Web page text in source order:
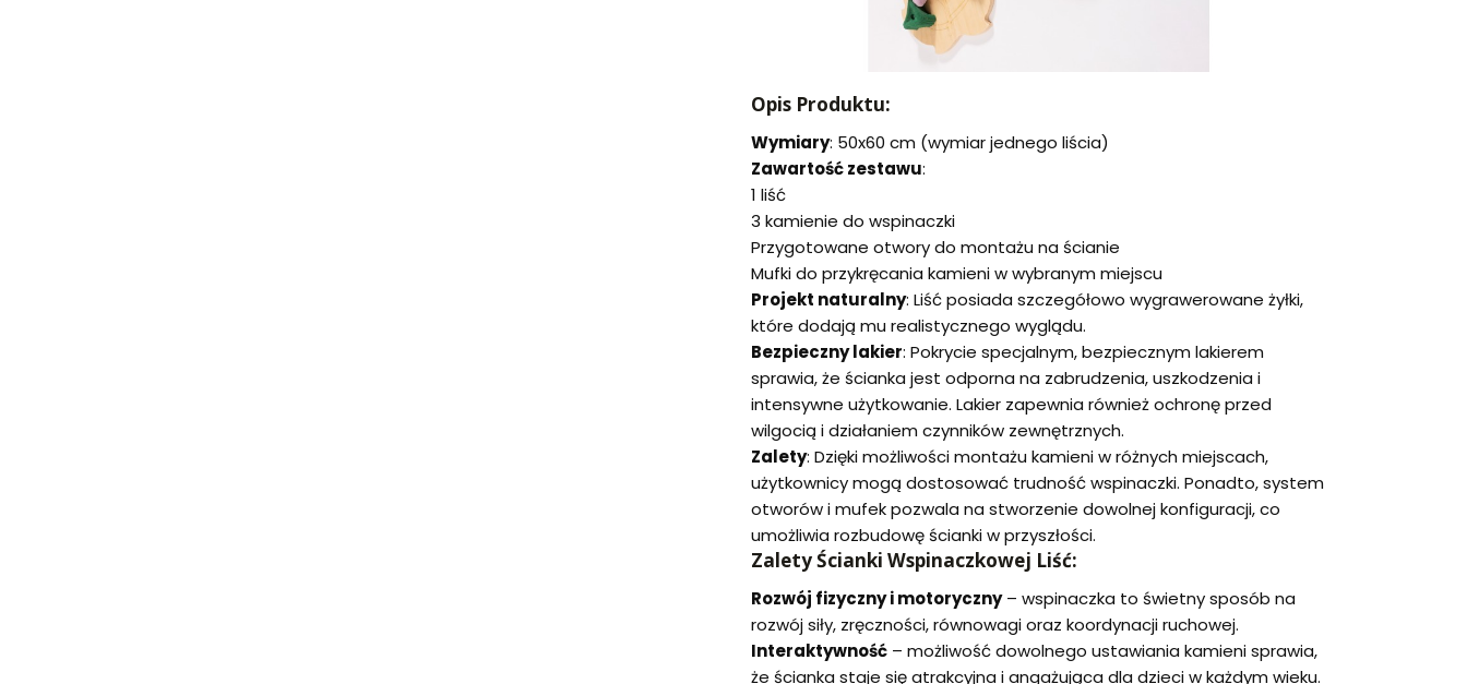
Opis Produktu:
Wymiary: 50x60 cm (wymiar jednego liścia)
Zawartość zestawu:
1 liść
3 kamienie do wspinaczki
Przygotowane otwory do montażu na ścianie
Mufki do przykręcania kamieni w wybranym miejscu
Projekt naturalny: Liść posiada szczegółowo wygrawerowane żyłki,
które dodają mu realistycznego wyglądu.
Bezpieczny lakier: Pokrycie specjalnym, bezpiecznym lakierem
sprawia, że ścianka jest odporna na zabrudzenia, uszkodzenia i
intensywne użytkowanie. Lakier zapewnia również ochronę przed
wilgocią i działaniem czynników zewnętrznych.
Zalety: Dzięki możliwości montażu kamieni w różnych miejscach,
użytkownicy mogą dostosować trudność wspinaczki. Ponadto, system
otworów i mufek pozwala na stworzenie dowolnej konfiguracji, co
umożliwia rozbudowę ścianki w przyszłości.
Zalety Ścianki Wspinaczkowej Liść:
Rozwój fizyczny i motoryczny– wspinaczka to świetny sposób na
rozwój siły, zręczności, równowagi oraz koordynacji ruchowej.
Interaktywność – możliwość dowolnego ustawiania kamieni sprawia,
że ścianka staje się atrakcyjna i angażująca dla dzieci w każdym wieku.